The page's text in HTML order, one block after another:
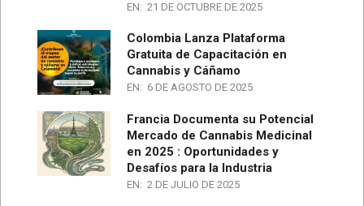
EN: 21 DE OCTUBRE DE 2025
Colombia Lanza Plataforma
Gratuita de Capacitación en
Cannabis y Cáñamo
EN: 6 DE AGOSTO DE 2025
Francia Documenta su Potencial
Mercado de Cannabis Medicinal
en 2025 : Oportunidades y
Desafíos para la Industria
EN: 2 DE JULIO DE 2025